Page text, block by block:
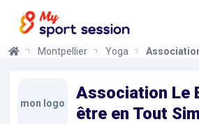
Montpellier Yoga
mon logo
Association Le
être en Tout